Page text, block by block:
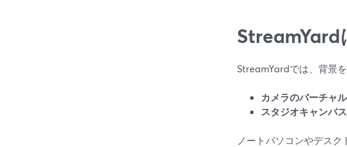
StreamYardでは、背景
カメラのバーチャ
スタジオキャンバ
ノートパソコンやデス